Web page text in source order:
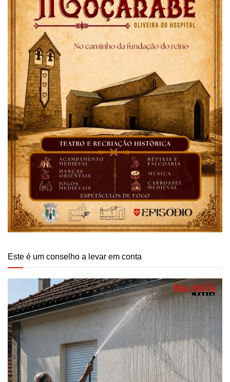
Este é um conselho a levar em conta